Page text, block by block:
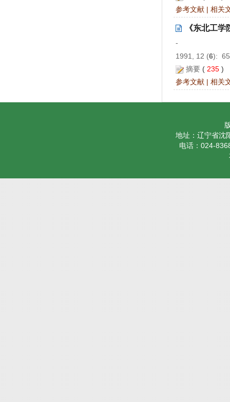
参考文献 | 相关
《东北工
-
1991, 12 (6):
摘要 ( 235 )
参考文献 | 相关
地址：辽宁省沈
电话：024-